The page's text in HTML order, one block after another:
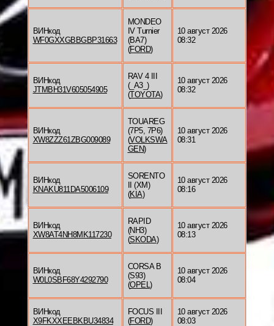
ВИНкод
WF0GXXGBBGBP31663
MONDEO
IV Turnier
(BA7)
(FORD)
10 август 2026
08:32
ВИНкод
JTMBH31V605054905
RAV 4 III
(_A3_)
(TOYOTA)
10 август 2026
08:32
ВИНкод
XW8ZZZ61ZBG009089
TOUAREG
(7P5, 7P6)
(VOLKSWA
GEN)
10 август 2026
08:31
ВИНкод
KNAKU811DA5006109
SORENTO
II (XM)
(KIA)
10 август 2026
08:16
ВИНкод
XW8AT4NH8MK117230
RAPID
(NH3)
(SKODA)
10 август 2026
08:13
ВИНкод
W0L0SBF68Y4292790
CORSA B
(S93)
(OPEL)
10 август 2026
08:04
ВИНкод
X9FKXXEEBKBU34834
FOCUS III
(FORD)
10 август 2026
08:03